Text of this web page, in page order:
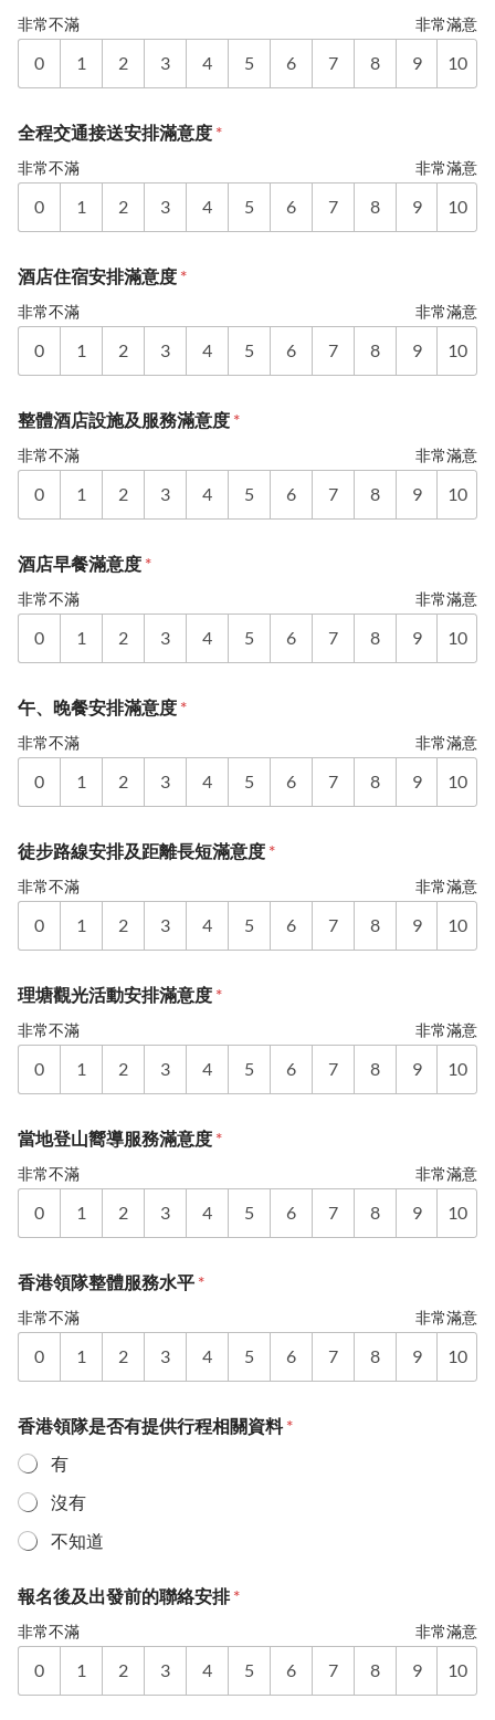
非常不滿 非常滿意
0 1 2 3 4 5 6 7 8 9 10
全程交通接送安排滿意度 *
非常不滿 非常滿意
0 1 2 3 4 5 6 7 8 9 10
酒店住宿安排滿意度 *
非常不滿 非常滿意
0 1 2 3 4 5 6 7 8 9 10
整體酒店設施及服務滿意度 *
非常不滿 非常滿意
0 1 2 3 4 5 6 7 8 9 10
酒店早餐滿意度 *
非常不滿 非常滿意
0 1 2 3 4 5 6 7 8 9 10
午、晚餐安排滿意度 *
非常不滿 非常滿意
0 1 2 3 4 5 6 7 8 9 10
徒步路線安排及距離長短滿意度 *
非常不滿 非常滿意
0 1 2 3 4 5 6 7 8 9 10
理塘觀光活動安排滿意度 *
非常不滿 非常滿意
0 1 2 3 4 5 6 7 8 9 10
當地登山嚮導服務滿意度 *
非常不滿 非常滿意
0 1 2 3 4 5 6 7 8 9 10
香港領隊整體服務水平 *
非常不滿 非常滿意
0 1 2 3 4 5 6 7 8 9 10
香港領隊是否有提供行程相關資料*
有
沒有
不知道
報名後及出發前的聯絡安排*
非常不滿 非常滿意
0 1 2 3 4 5 6 7 8 9 10